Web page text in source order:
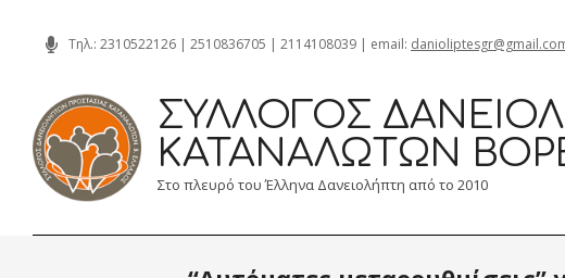
content
Τηλ.: 2310522126 | 2510836705 | 2114108039 | email:
ΣΎΛΛΟΓΟΣ
ΚΑΤΑΝΑΛΩΤΏΝ
Στο πλευρό του Έλληνα Δανειολήπτη από το 2010